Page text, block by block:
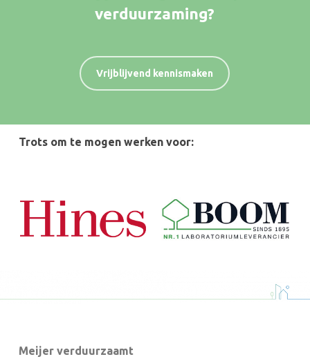
verduurzaming?
Vrijblijvend kennismaken
Trots om te mogen werken voor:
Meijer verduurzaamt